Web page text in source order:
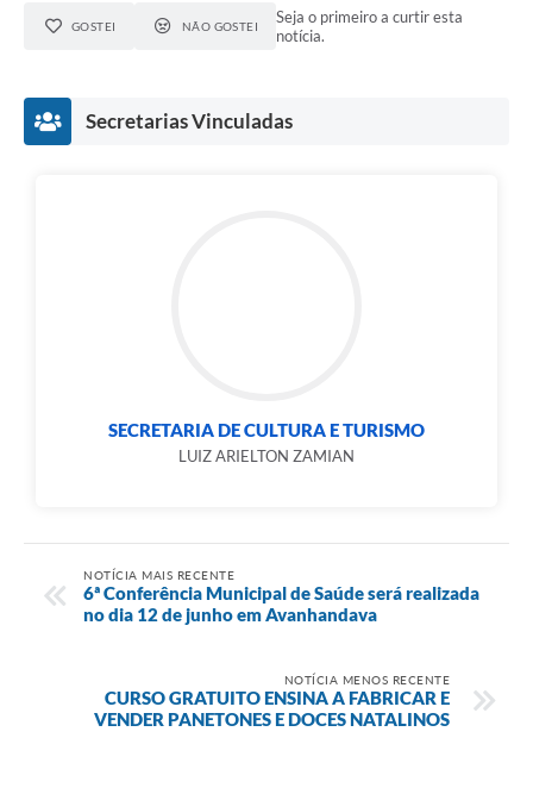
GOSTEI NÃO GOSTEI
Seja o primeiro a curtir esta
notícia.
Secretarias Vinculadas
SECRETARIA DE CULTURA E TURISMO
LUIZ ARIELTON ZAMIAN
NOTÍCIA MAIS RECENTE
6ª Conferência Municipal de Saúde será realizada
no dia 12 de junho em Avanhandava
NOTÍCIA MENOS RECENTE
CURSO GRATUITO ENSINA A FABRICAR E
VENDER PANETONES E DOCES NATALINOS